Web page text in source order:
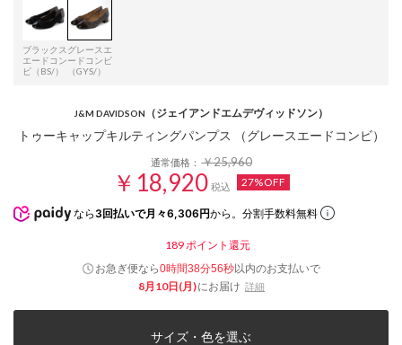
ブラックス
エードコン
ビ（BS/）
グレースエ
ードコンビ
（GYS/）
J&M DAVIDSON （ジェイアンドエムデヴィッドソン）
トゥーキャップキルティングパンプス （グレースエードコンビ）
通常価格：￥25,960
￥18,920 税込 27%OFF
なら 3回払いで月々6,306円から。分割手数料無料
189 ポイント還元
お急ぎ便なら0時間38分56秒以内のお支払いで
8月10日(月)にお届け 詳細
サイズ・色を選ぶ